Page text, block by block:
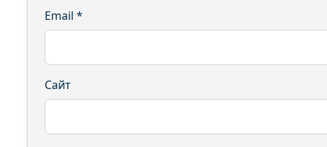
Email *
Сайт